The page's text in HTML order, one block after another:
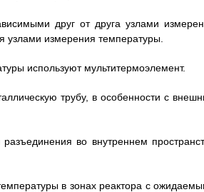
друг от друга узлами
узлами измерения температуры.
используют мультитермоэлемент.
трубу, в особенности с
во внутреннем
в зонах реактора с